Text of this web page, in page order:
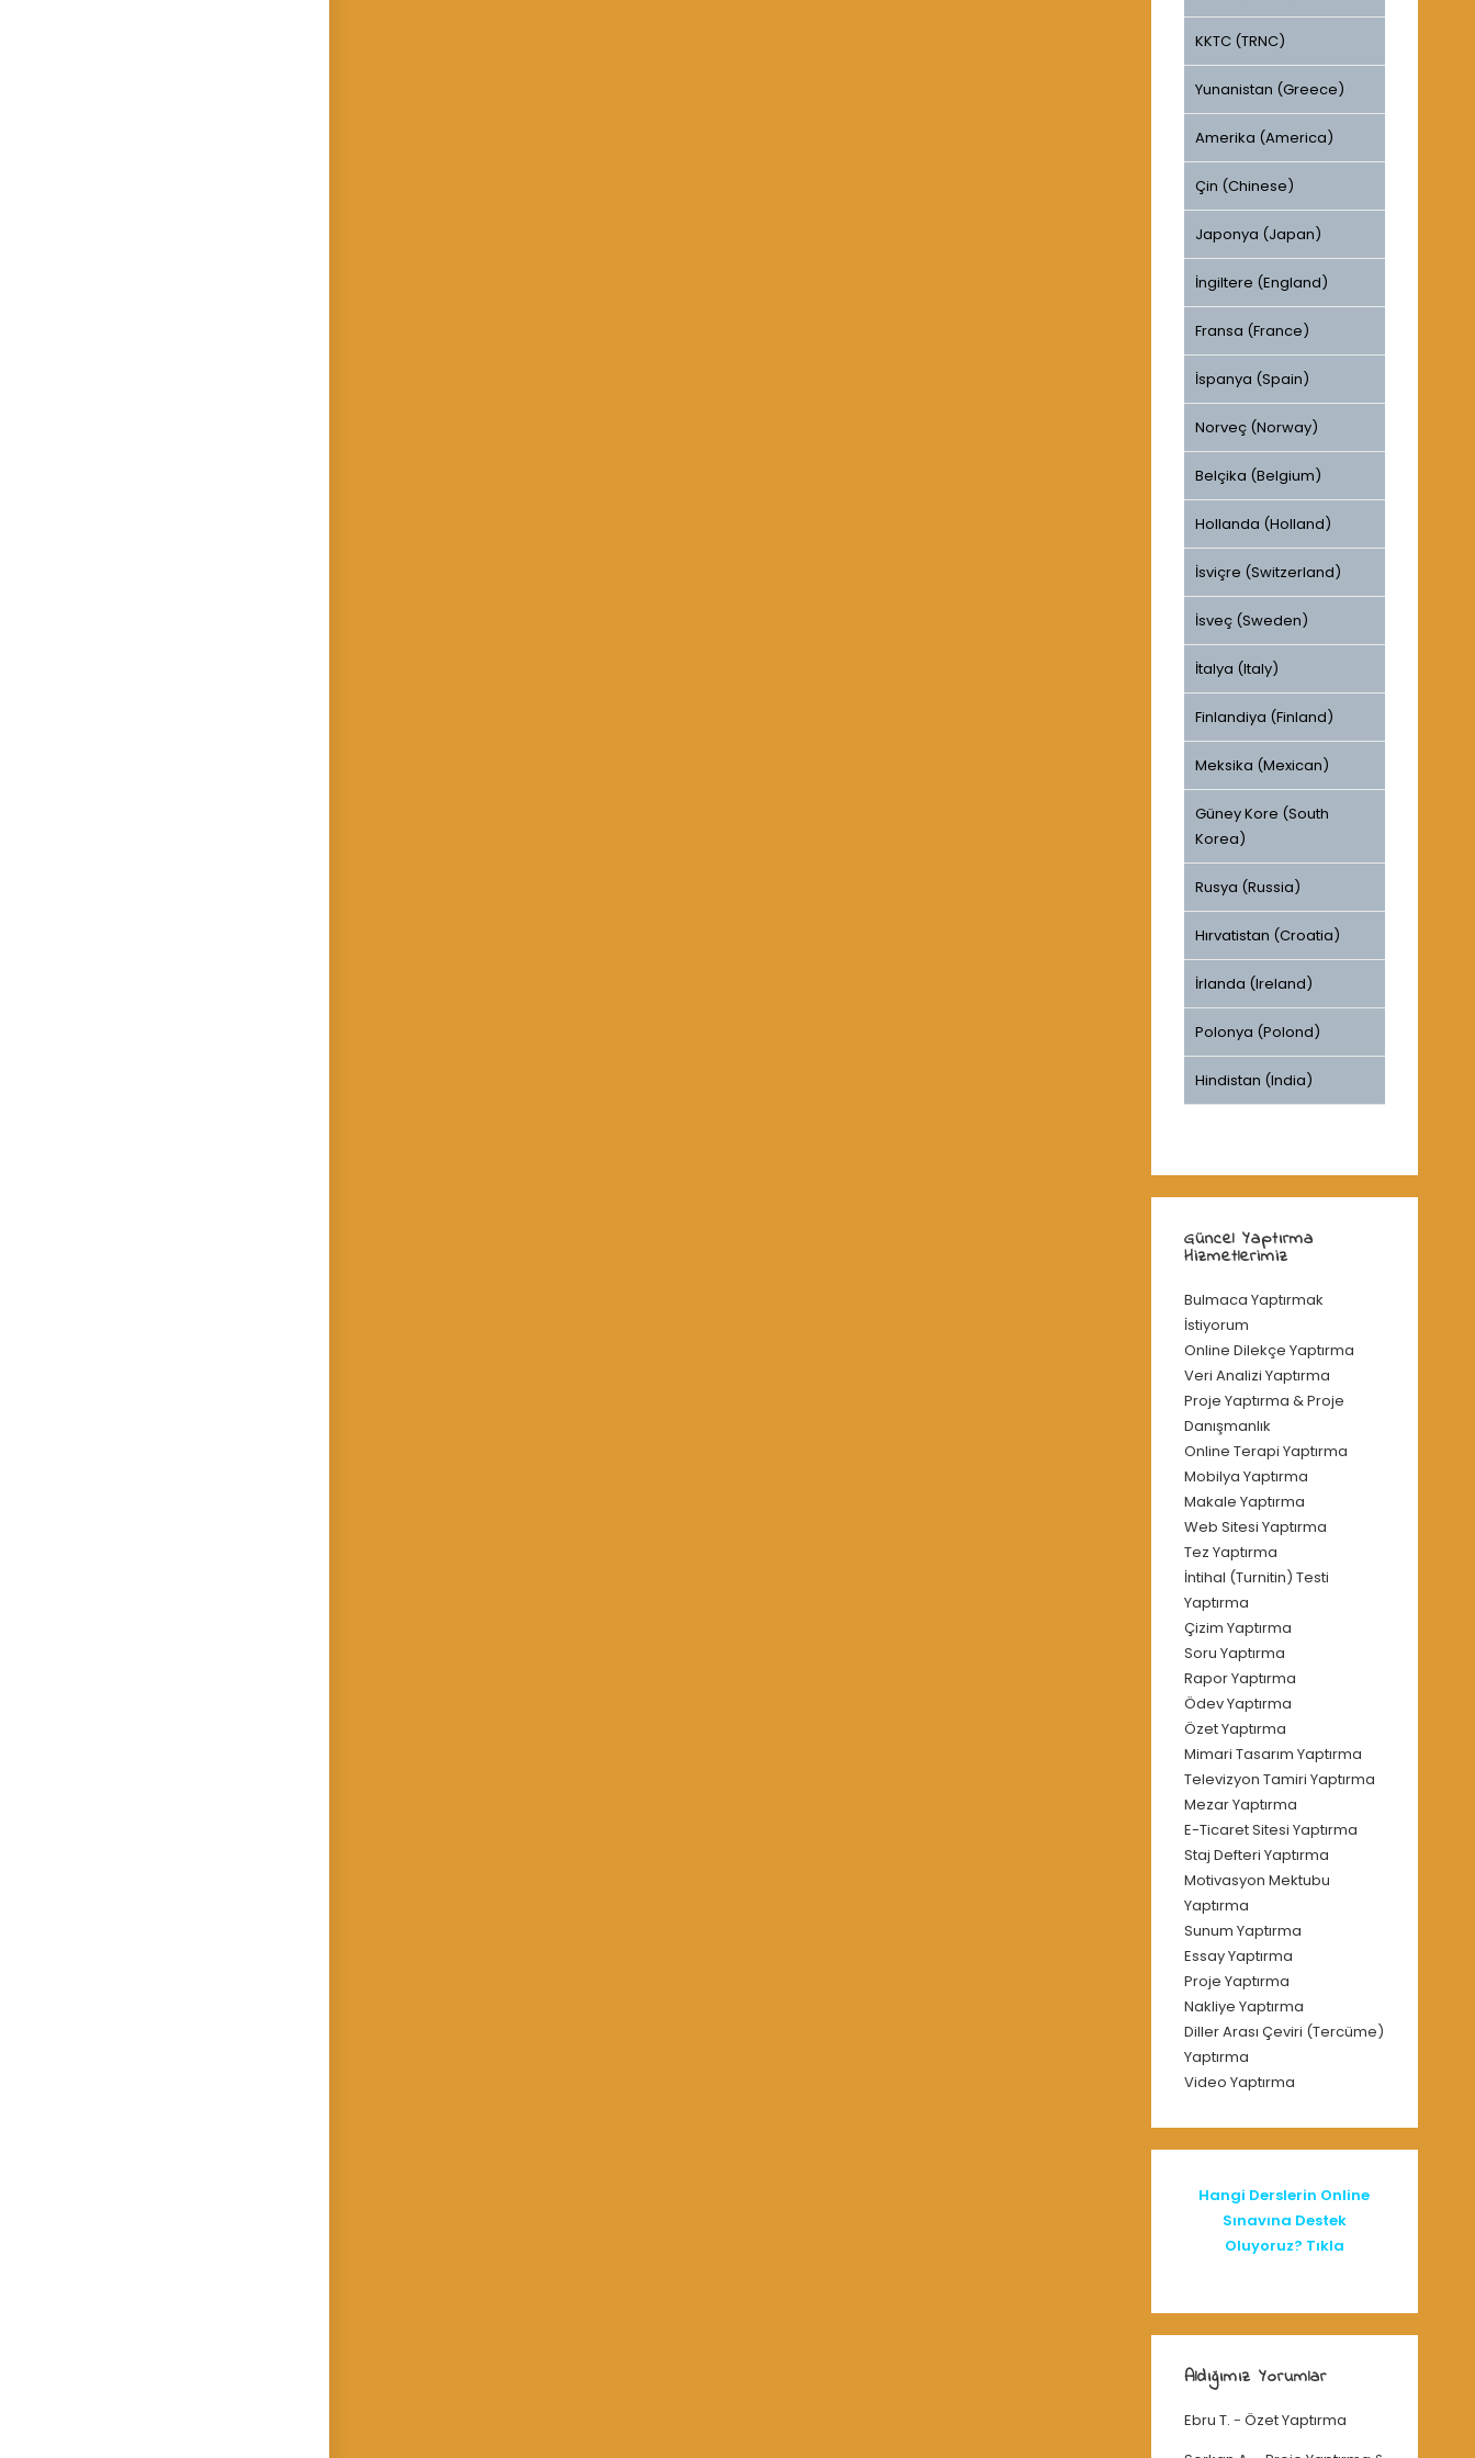
KKTC (TRNC)
Yunanistan (Greece)
Amerika (America)
Çin (Chinese)
Japonya (Japan)
İngiltere (England)
Fransa (France)
İspanya (Spain)
Norveç (Norway)
Belçika (Belgium)
Hollanda (Holland)
İsviçre (Switzerland)
İsveç (Sweden)
İtalya (Italy)
Finlandiya (Finland)
Meksika (Mexican)
Güney Kore (South
Korea)
Rusya (Russia)
Hırvatistan (Croatia)
İrlanda (Ireland)
Polonya (Polond)
Hindistan (India)
Güncel Yaptırma
Hizmetlerimiz
Bulmaca Yaptırmak
İstiyorum
Online Dilekçe Yaptırma
Veri Analizi Yaptırma
Proje Yaptırma & Proje
Danışmanlık
Online Terapi Yaptırma
Mobilya Yaptırma
Makale Yaptırma
Web Sitesi Yaptırma
Tez Yaptırma
İntihal (Turnitin) Testi
Yaptırma
Çizim Yaptırma
Soru Yaptırma
Rapor Yaptırma
Ödev Yaptırma
Özet Yaptırma
Mimari Tasarım Yaptırma
Televizyon Tamiri Yaptırma
Mezar Yaptırma
E-Ticaret Sitesi Yaptırma
Staj Defteri Yaptırma
Motivasyon Mektubu
Yaptırma
Sunum Yaptırma
Essay Yaptırma
Proje Yaptırma
Nakliye Yaptırma
Diller Arası Çeviri (Tercüme)
Yaptırma
Video Yaptırma
Hangi Derslerin Online
Sınavına Destek
Oluyoruz? Tıkla
Aldığımız Yorumlar
Ebru T. - Özet Yaptırma